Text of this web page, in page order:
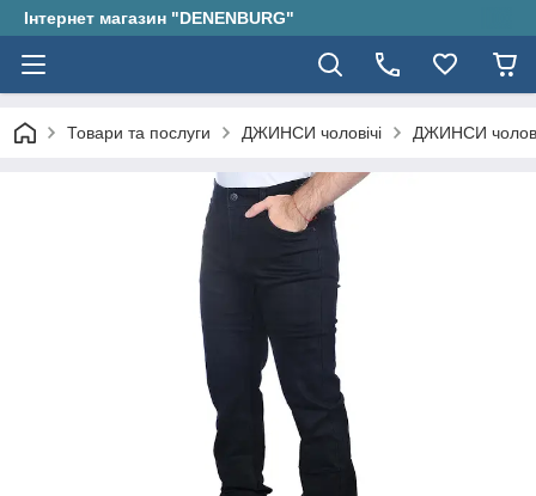
Інтернет магазин "DENENBURG"
Товари та послуги ДЖИНСИ чоловічі ДЖИНСИ